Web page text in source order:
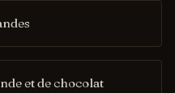
et de chocolat